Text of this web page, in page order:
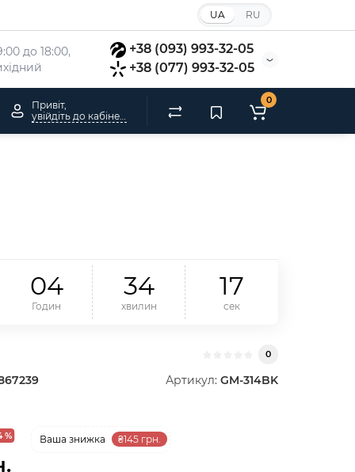
UA RU
до 18:00,
+38 (093) 993-32-05
+38 (077) 993-32-05
Привіт,
0
04
Годин
34
хвилин
16
сек
0
Артикул: GM-314BK
% Ваша знижка ₴145 грн.